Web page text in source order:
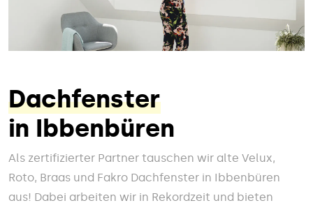
Dachfenster
in Ibbenbüren
Als zertifizierter Partner tauschen wir alte Velux,
Roto, Braas und Fakro Dachfenster in Ibbenbüren
aus! Dabei arbeiten wir in Rekordzeit und bieten